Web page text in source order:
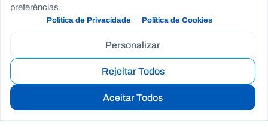
Copyright © Fundação Salesianos
Canal de Denúncia Interno
Privacidade|Politica de Cookies|Termos e Condições
preferências.
Política de Privacidade Política de Cookies
Personalizar
Rejeitar Todos
Aceitar Todos